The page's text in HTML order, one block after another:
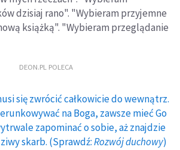
dzisiaj rano". "Wybieram przyjemne
książką". "Wybieram przeglądanie
DEON.PL POLECA
się zwrócić całkowicie do wewnątrz.
na Boga, zawsze mieć Go
zapominać o sobie, aż znajdzie
skarb. (Sprawdź:Rozwój duchowy)